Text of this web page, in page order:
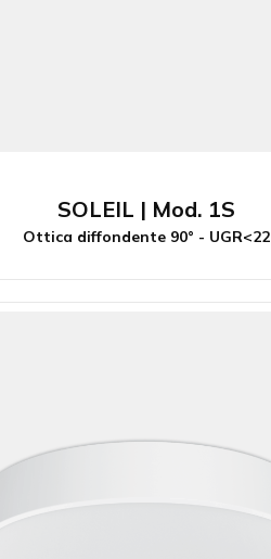
SOLEIL | Mod. 1S
Ottica diffondente 90° - UGR<22